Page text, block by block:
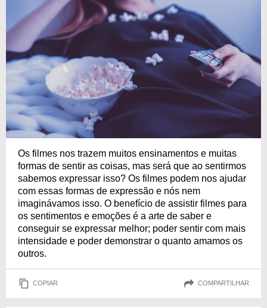
Os filmes nos trazem muitos ensinamentos e muitas
formas de sentir as coisas, mas será que ao sentirmos
sabemos expressar isso? Os filmes podem nos ajudar
com essas formas de expressão e nós nem
imaginávamos isso. O benefício de assistir filmes para
os sentimentos e emoções é a arte de saber e
conseguir se expressar melhor; poder sentir com mais
intensidade e poder demonstrar o quanto amamos os
outros.
COPIAR COMPARTILHAR